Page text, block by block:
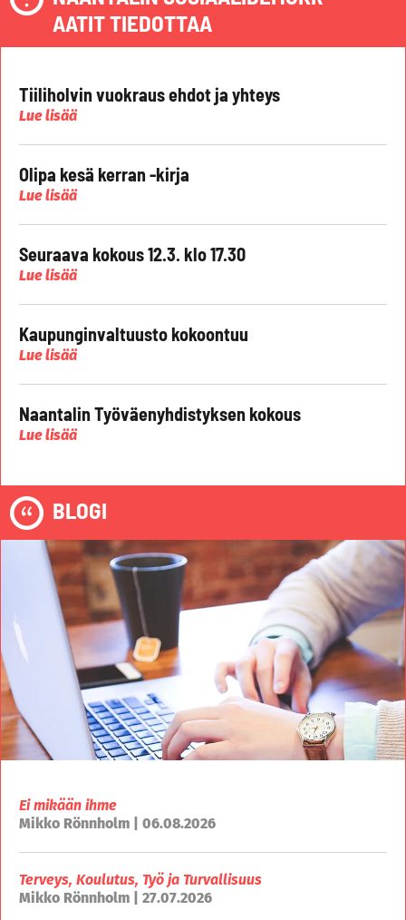
AATIT TIEDOTTAA
Tiiliholvin vuokraus ehdot ja yhteys
Lue lisää
Olipa kesä kerran -kirja
Lue lisää
Seuraava kokous 12.3. klo 17.30
Lue lisää
Kaupunginvaltuusto kokoontuu
Lue lisää
Naantalin Työväenyhdistyksen kokous
Lue lisää
BLOGI
Ei mikään ihme
Mikko Rönnholm | 06.08.2026
Terveys, Koulutus, Työ ja Turvallisuus
Mikko Rönnholm | 27.07.2026